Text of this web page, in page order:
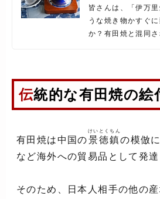
皆さんは、「伊万
うな焼き物かすぐ
か？有田焼と混同
伝統的な有田焼の絵
有田焼は中国の景徳鎮
けいとくちん
の模倣
など海外への貿易品として発達
そのため、日本人相手の他の